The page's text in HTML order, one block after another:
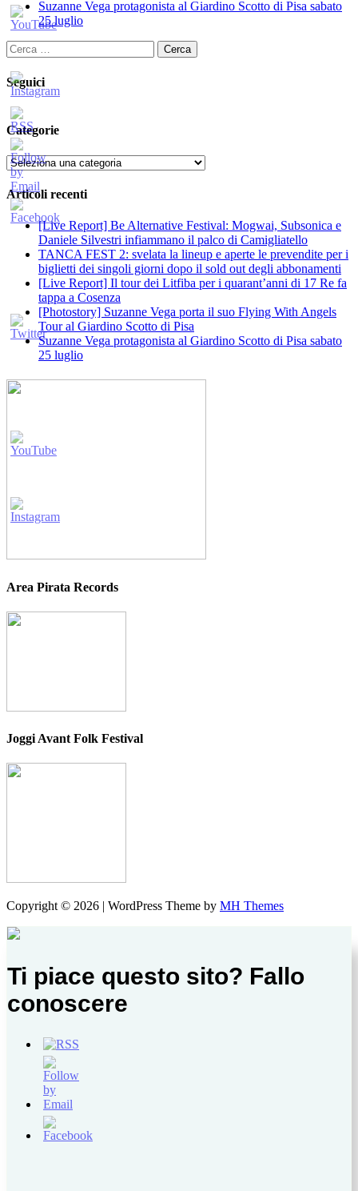
Suzanne Vega protagonista al Giardino Scotto di Pisa sabato
25 luglio
Ricerca
per:
Seguici
Categorie
Categorie
Articoli recenti
[Live Report] Be Alternative Festival: Mogwai, Subsonica e
Daniele Silvestri infiammano il palco di Camigliatello
TANCA FEST 2: svelata la lineup e aperte le prevendite per i
biglietti dei singoli giorni dopo il sold out degli abbonamenti
[Live Report] Il tour dei Litfiba per i quarant’anni di 17 Re fa
tappa a Cosenza
[Photostory] Suzanne Vega porta il suo Flying With Angels
Tour al Giardino Scotto di Pisa
Suzanne Vega protagonista al Giardino Scotto di Pisa sabato
25 luglio
Area Pirata Records
Joggi Avant Folk Festival
Copyright © 2026 | WordPress Theme by MH Themes
Ti piace questo sito? Fallo
conoscere